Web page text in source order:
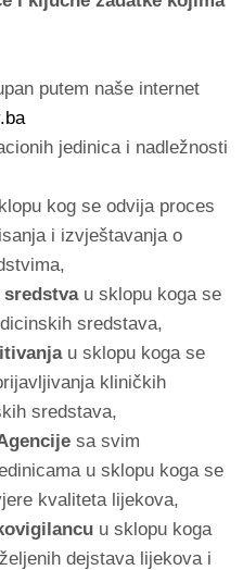
putem naše internet
jedinica i nadležnosti
kog se odvija proces
i izvještavanja o
u sklopu koga se
sredstava,
u sklopu koga se
kliničkih
sredstava,
sa svim
u sklopu koga se
kvaliteta lijekova,
u sklopu koga
dejstava lijekova i